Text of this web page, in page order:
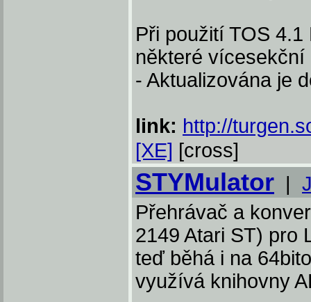
Při použití TOS
některé
- Aktualizována je
link: http://
[XE] [cross]
STYMulator |
Přehrávač a
2149 Atari ST) pro
teď běhá i na
využívá knihovny